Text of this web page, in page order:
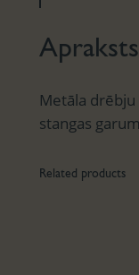
Apraksts
Metāla
stangas
Related products